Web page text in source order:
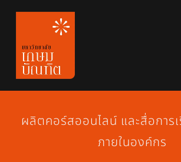
Skip
content
หลักสูตร
ข่าวสาร
เกี่ยวกับมหาวิทยาลัย
ผลิตคอร์สออนไลน์ และสื่อการ
ภายในองค์กร